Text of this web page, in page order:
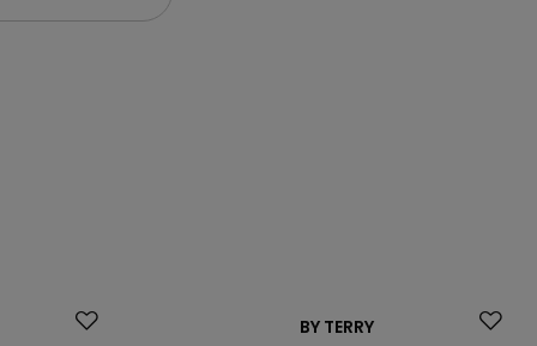
BY TERRY